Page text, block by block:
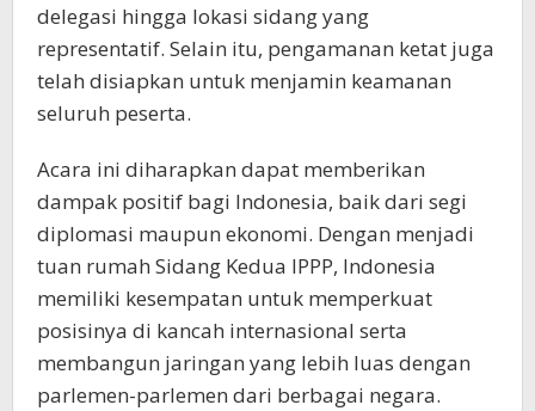
delegasi hingga lokasi sidang yang
representatif. Selain itu, pengamanan ketat juga
telah disiapkan untuk menjamin keamanan
seluruh peserta.
Acara ini diharapkan dapat memberikan
dampak positif bagi Indonesia, baik dari segi
diplomasi maupun ekonomi. Dengan menjadi
tuan rumah Sidang Kedua IPPP, Indonesia
memiliki kesempatan untuk memperkuat
posisinya di kancah internasional serta
membangun jaringan yang lebih luas dengan
parlemen-parlemen dari berbagai negara.